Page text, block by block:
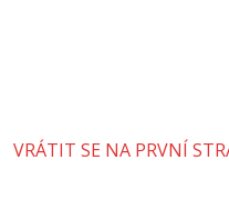
VRÁTIT SE NA PRVNÍ